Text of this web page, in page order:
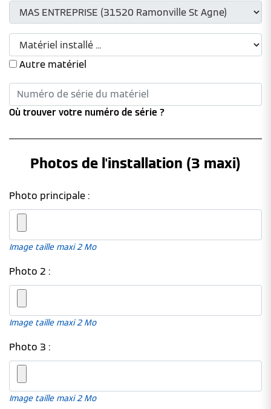
Autre matériel
Où trouver votre numéro de série ?
Photos de l'installation (3 maxi)
Photo principale :
Image taille maxi 2 Mo
Photo 2 :
Image taille maxi 2 Mo
Photo 3 :
Image taille maxi 2 Mo